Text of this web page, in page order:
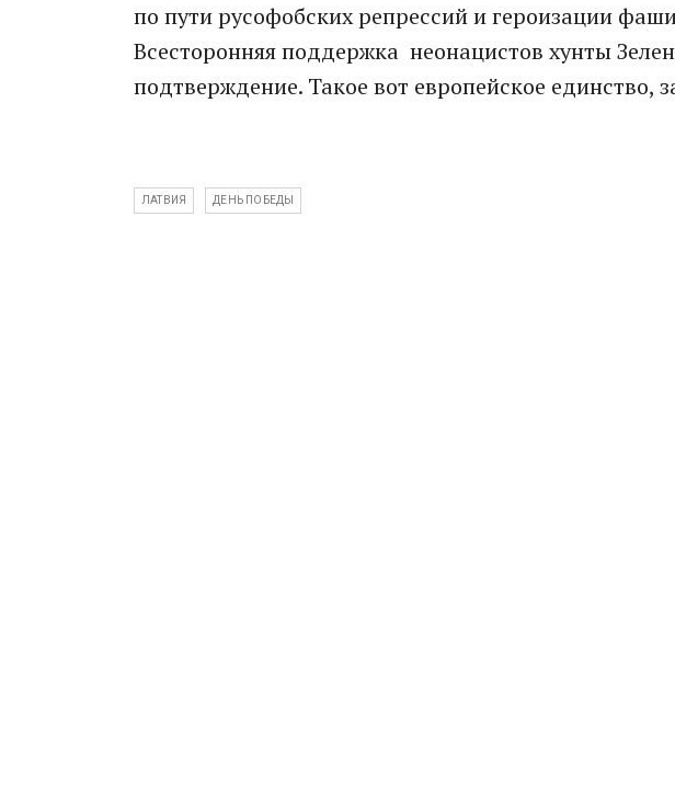
по пути русофобских репрессий и героизации
Всесторонняя поддержка неонацистов хунты
подтверждение. Такое вот европейское единство,
ЛАТВИЯ ДЕНЬ ПОБЕДЫ